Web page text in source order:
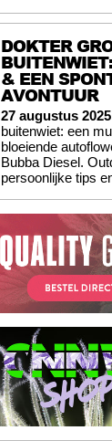
DOKTER
& EEN
AVONTUUR
27 augustus 2025
buitenwiet: een
bloeiende
Bubba Diesel.
persoonlijke tips